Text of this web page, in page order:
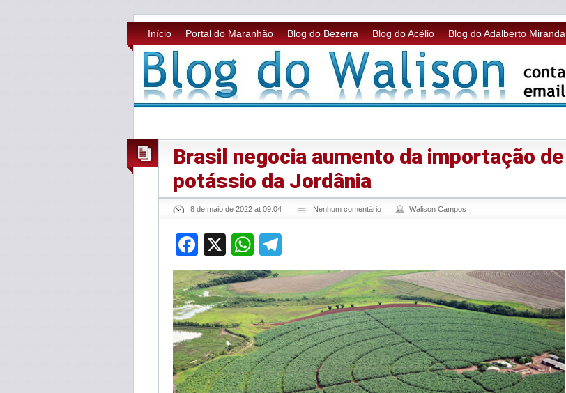
Início Portal do Maranhão Blog do Bezerra Blog do Acélio Blog do Adalberto Miranda
Brasil negocia aumento da importação de
potássio da Jordânia
8 de maio de 2022 at 09:04 Nenhum comentário Walison Campos
Facebook
X WhatsApp